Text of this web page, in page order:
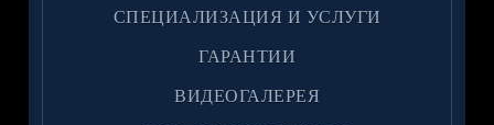
CПЕЦИАЛИЗАЦИЯ И УСЛУГИ
ГАРАНТИИ
ВИДЕОГАЛЕРЕЯ